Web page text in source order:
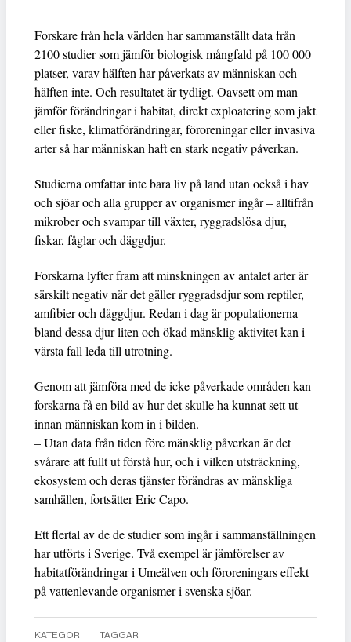
Forskare från hela världen har sammanställt data från
2100 studier som jämför biologisk mångfald på 100 000
platser, varav hälften har påverkats av människan och
hälften inte. Och resultatet är tydligt. Oavsett om man
jämför förändringar i habitat, direkt exploatering som jakt
eller fiske, klimatförändringar, föroreningar eller invasiva
arter så har människan haft en stark negativ påverkan.
Studierna omfattar inte bara liv på land utan också i hav
och sjöar och alla grupper av organismer ingår – alltifrån
mikrober och svampar till växter, ryggradslösa djur,
fiskar, fåglar och däggdjur.
Forskarna lyfter fram att minskningen av antalet arter är
särskilt negativ när det gäller ryggradsdjur som reptiler,
amfibier och däggdjur. Redan i dag är populationerna
bland dessa djur liten och ökad mänsklig aktivitet kan i
värsta fall leda till utrotning.
Genom att jämföra med de icke-påverkade områden kan
forskarna få en bild av hur det skulle ha kunnat sett ut
innan människan kom in i bilden.
– Utan data från tiden före mänsklig påverkan är det
svårare att fullt ut förstå hur, och i vilken utsträckning,
ekosystem och deras tjänster förändras av mänskliga
samhällen, fortsätter Eric Capo.
Ett flertal av de de studier som ingår i sammanställningen
har utförts i Sverige. Två exempel är jämförelser av
habitatförändringar i Umeälven och föroreningars effekt
på vattenlevande organismer i svenska sjöar.
KATEGORI TAGGAR